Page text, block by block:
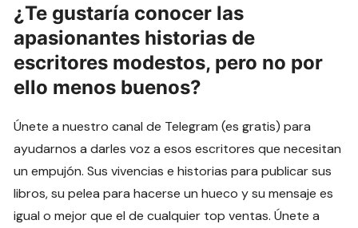
¿Te gustaría conocer las
apasionantes historias de
escritores modestos, pero no por
ello menos buenos?
Únete a nuestro canal de Telegram (es gratis) para
ayudarnos a darles voz a esos escritores que necesitan
un empujón. Sus vivencias e historias para publicar sus
libros, su pelea para hacerse un hueco y su mensaje es
igual o mejor que el de cualquier top ventas. Únete a